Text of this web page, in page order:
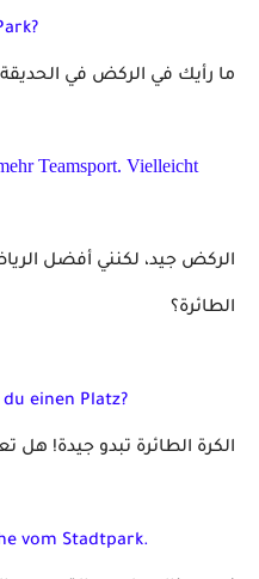
ما رأيك في الركض في
Teamsport. Vielleicht
الركض جيد، لكنني أفضل
الطائرة؟
einen Platz?
الكرة الطائرة تبدو جيدة! هل
vom Stadtpark.